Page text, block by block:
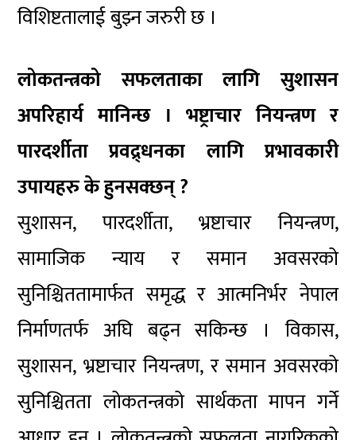
विशिष्टतालाई बुझ्न जरुरी छ ।
लोकतन्त्रको सफलताका लागि सुशासन
अपरिहार्य मानिन्छ । भष्ट्राचार नियन्त्रण र
पारदर्शीता प्रवद्र्धनका लागि प्रभावकारी
उपायहरु के हुनसक्छन् ?
सुशासन, पारदर्शीता, भ्रष्टाचार नियन्त्रण,
सामाजिक न्याय र समान अवसरको
सुनिश्चिततामार्फत समृद्ध र आत्मनिर्भर नेपाल
निर्माणतर्फ अघि बढ्न सकिन्छ । विकास,
सुशासन, भ्रष्टाचार नियन्त्रण, र समान अवसरको
सुनिश्चितता लोकतन्त्रको सार्थकता मापन गर्ने